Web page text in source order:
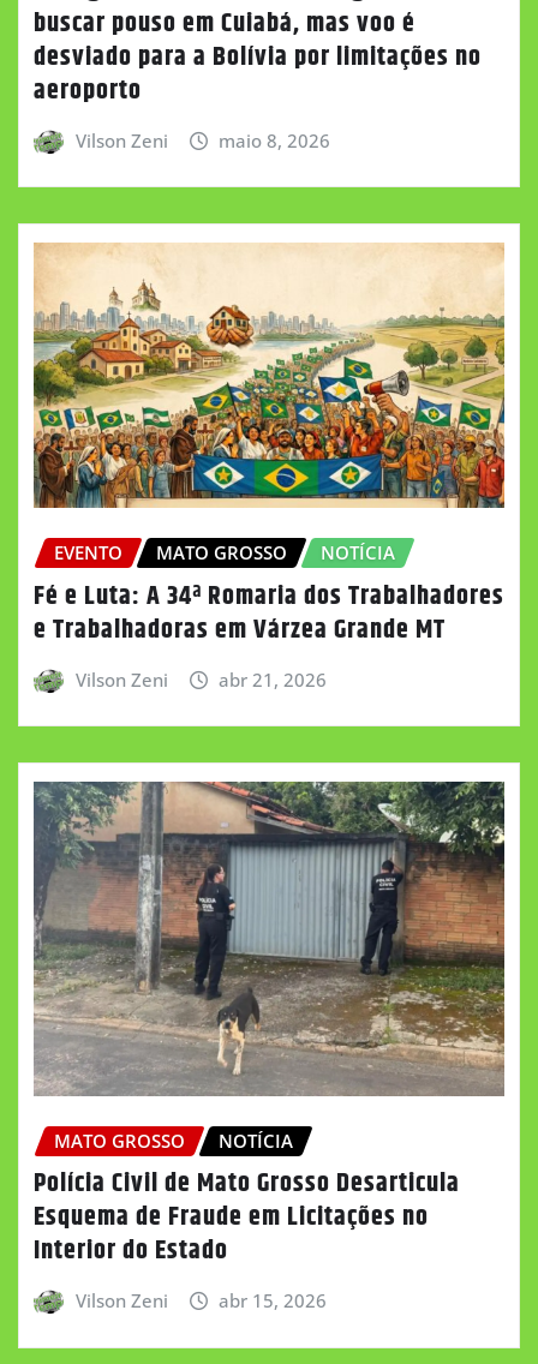
buscar pouso em Cuiabá, mas voo é
desviado para a Bolívia por limitações no
aeroporto
Vilson Zeni maio 8, 2026
EVENTO MATO GROSSO NOTÍCIA
Fé e Luta: A 34ª Romaria dos Trabalhadores
e Trabalhadoras em Várzea Grande MT
Vilson Zeni abr 21, 2026
MATO GROSSO NOTÍCIA
Polícia Civil de Mato Grosso Desarticula
Esquema de Fraude em Licitações no
Interior do Estado
Vilson Zeni abr 15, 2026